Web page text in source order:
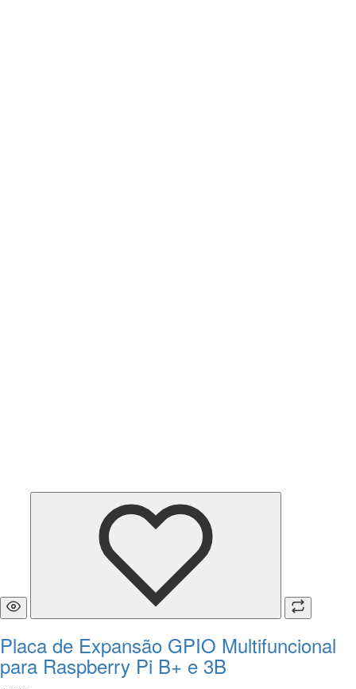
Placa de Expansão GPIO Multifuncional
para Raspberry Pi B+ e 3B